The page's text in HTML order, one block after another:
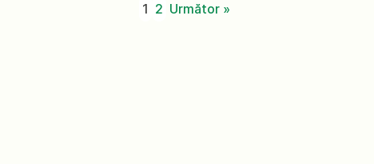
1 2 Următor »